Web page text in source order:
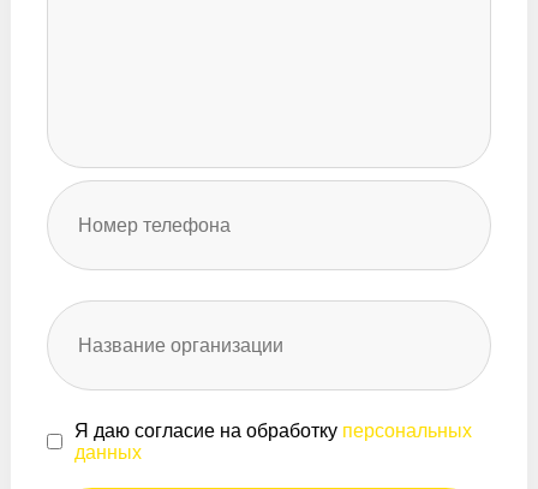
Я даю согласие на обработку персональных
данных